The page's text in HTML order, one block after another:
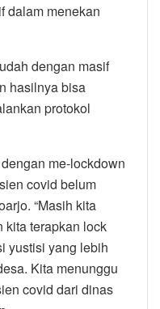
dalam menekan
dengan masif
hasilnya bisa
protokol
me-lockdown
covid belum
“Masih kita
kita terapkan lock
yustisi yang lebih
Kita menunggu
covid dari dinas